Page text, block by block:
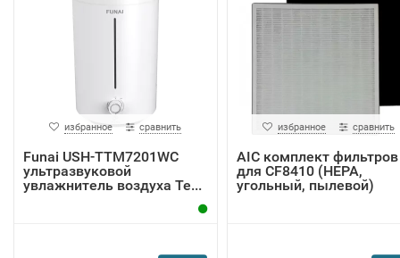
избранное сравнить
Funai USH-TTM7201WC
ультразвуковой
увлажнитель воздуха Te...
избранное сравнить
AIC комплект фильтров
для CF8410 (НЕРА,
угольный, пылевой)